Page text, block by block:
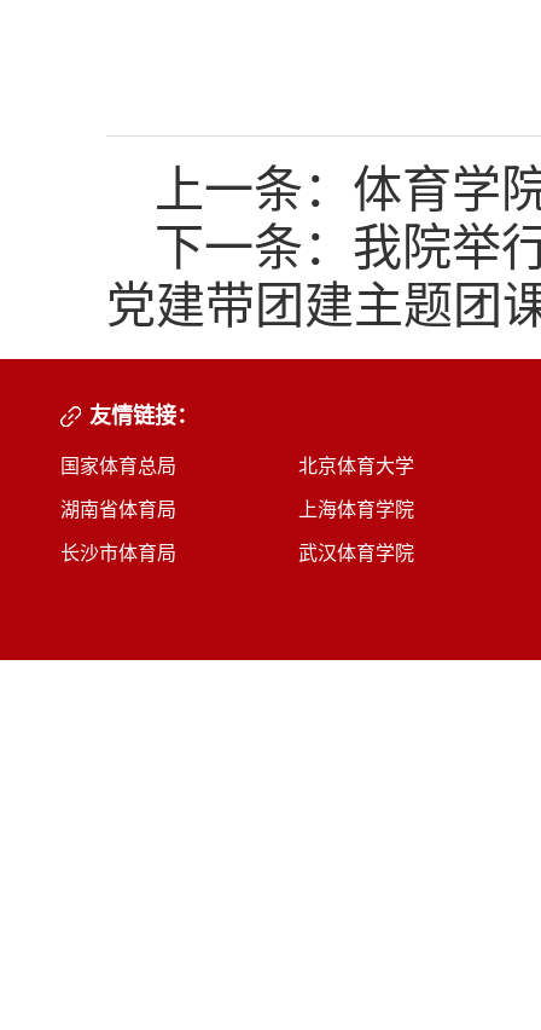
上一条： 体育学
下一条： 我院举
党建带团建主题团
友情链接：
国家体育总局 北京体育大学
湖南省体育局 上海体育学院
长沙市体育局 武汉体育学院